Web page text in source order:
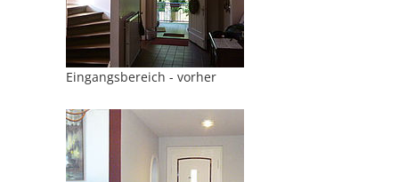
Eingangsbereich - vorher